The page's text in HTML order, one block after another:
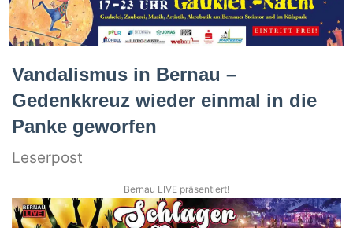
Vandalismus in Bernau –
Gedenkkreuz wieder einmal in die
Panke geworfen
Leserpost
Bernau LIVE präsentiert!